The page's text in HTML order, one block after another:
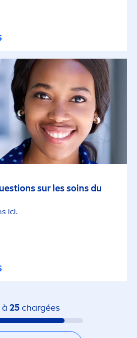
sur les soins du
ici.
à 25 chargées